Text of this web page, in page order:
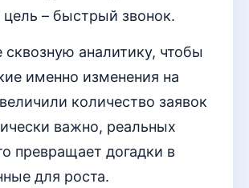
цель – быстрый звонок.
сквозную аналитику, чтобы
именно изменения на
количество заявок
важно, реальных
превращает догадки в
для роста.